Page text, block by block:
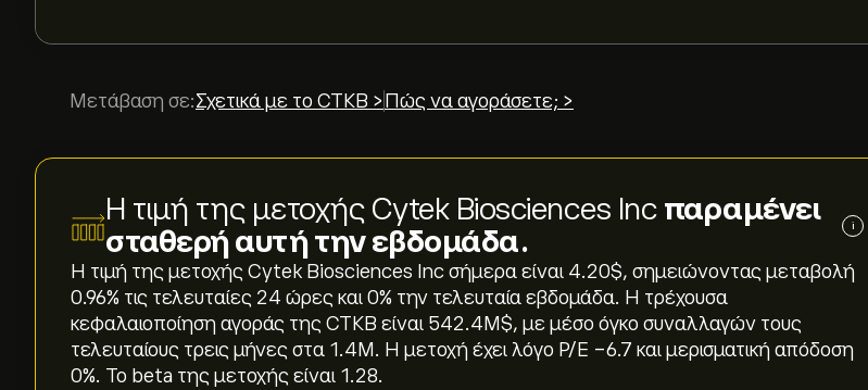
Μετάβαση σε:Σχετικά με το CTKB > Πώς να αγοράσετε; >
Η τιμή της μετοχής Cytek Biosciences Inc παραμένει
σταθερή αυτή την εβδομάδα.
i
Η τιμή της μετοχής Cytek Biosciences Inc σήμερα είναι 4.20‎$‎, σημειώνοντας μεταβολή
‎0.96‎% τις τελευταίες 24 ώρες και ‎0‎% την τελευταία εβδομάδα. Η τρέχουσα
κεφαλαιοποίηση αγοράς της CTKB είναι 542.4M‎$‎, με μέσο όγκο συναλλαγών τους
τελευταίους τρεις μήνες στα 1.4M. Η μετοχή έχει λόγο P/E -6.7 και μερισματική απόδοση
0%. Το beta της μετοχής είναι 1.28.